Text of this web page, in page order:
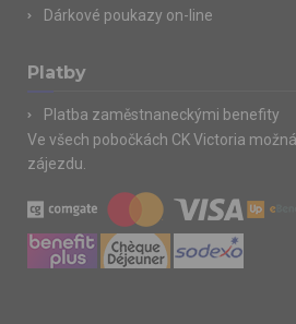
Dárkové poukazy on-line
Platby
Platba zaměstnaneckými benefity
Ve všech pobočkách CK Victoria
zájezdu.